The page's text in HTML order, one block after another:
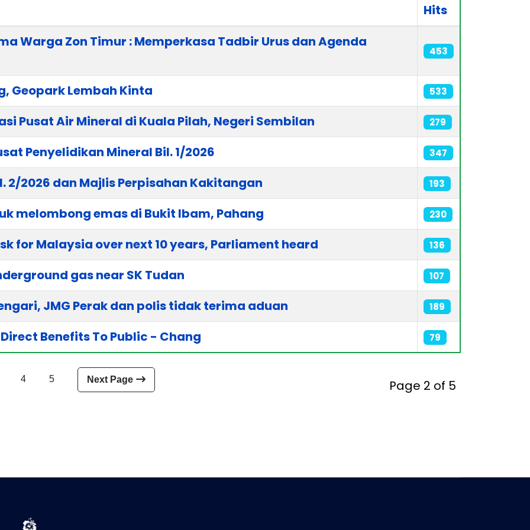
Hits
Warga Zon Timur : Memperkasa Tadbir Urus dan Agenda
453
Geopark Lembah Kinta 533
Pusat Air Mineral di Kuala Pilah, Negeri Sembilan 279
Penyelidikan Mineral Bil. 1/2026 347
2/2026 dan Majlis Perpisahan Kakitangan 193
melombong emas di Bukit Ibam, Pahang 230
for Malaysia over next 10 years, Parliament heard 136
gas near SK Tudan 107
JMG Perak dan polis tidak terima aduan 189
Benefits To Public - Chang 79
Page 2 of 5
4 5